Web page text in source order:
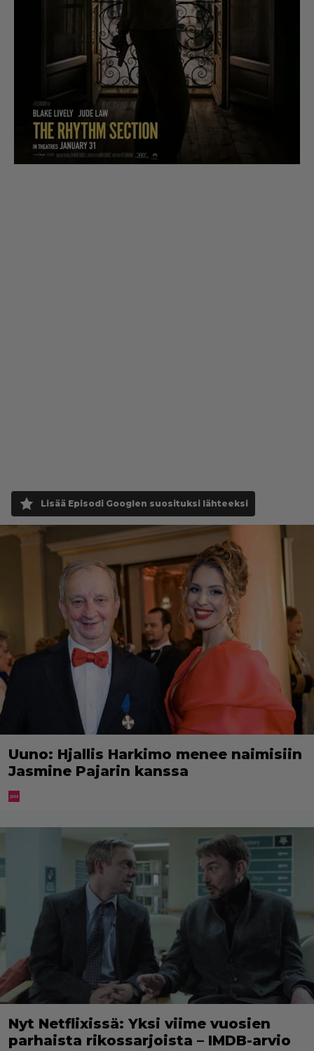
Lisää Episodi Googlen suosituksi lähteeksi
Uuno: Hjallis Harkimo menee naimisiin
Jasmine Pajarin kanssa
Nyt Netflixissä: Yksi viime vuosien
parhaista rikossarjoista – IMDB-arvio